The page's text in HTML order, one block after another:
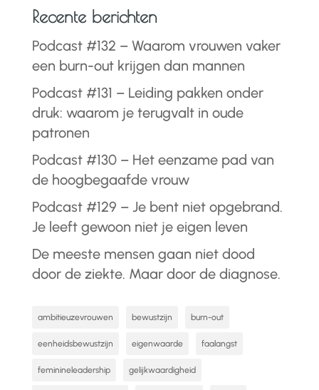
Recente berichten
Podcast #132 – Waarom vrouwen vaker
een burn-out krijgen dan mannen
Podcast #131 – Leiding pakken onder
druk: waarom je terugvalt in oude
patronen
Podcast #130 – Het eenzame pad van
de hoogbegaafde vrouw
Podcast #129 – Je bent niet opgebrand.
Je leeft gewoon niet je eigen leven
De meeste mensen gaan niet dood
door de ziekte. Maar door de diagnose.
ambitieuzevrouwen bewustzijn burn-out
eenheidsbewustzijn eigenwaarde faalangst
feminineleadership gelijkwaardigheid